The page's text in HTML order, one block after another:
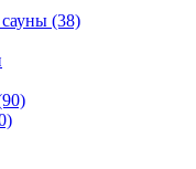
(38)